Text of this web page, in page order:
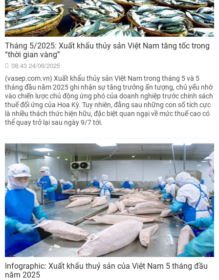
Tháng 5/2025: Xuất khẩu thủy sản Việt Nam tăng tốc trong
“thời gian vàng”
08:43 24/06/2025
(vasep.com.vn) Xuất khẩu thủy sản Việt Nam trong tháng 5 và 5
tháng đầu năm 2025 ghi nhận sự tăng trưởng ấn tượng, chủ yếu nhờ
vào chiến lược chủ động ứng phó của doanh nghiệp trước chính sách
thuế đối ứng của Hoa Kỳ. Tuy nhiên, đằng sau những con số tích cực
là nhiều thách thức hiện hữu, đặc biệt quan ngại về mức thuế cao có
thể quay trở lại sau ngày 9/7 tới.
Infographic: Xuất khẩu thuỷ sản của Việt Nam 5 tháng đầu
năm 2025